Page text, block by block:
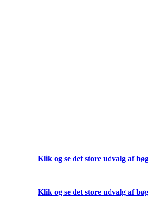
Klik og se det store udvalg af
Klik og se det store udvalg af